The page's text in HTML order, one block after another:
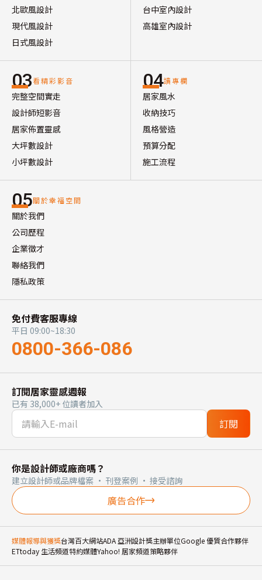
北歐風設計
現代風設計
日式風設計
台中室內設計
高雄室內設計
03看精彩影音
完整空間實走
設計師短影音
居家佈置靈感
大坪數設計
小坪數設計
04讀專欄
居家風水
收納技巧
風格營造
預算分配
施工流程
05關於幸福空間
關於我們
公司歷程
企業徵才
聯絡我們
隱私政策
免付費客服專線
平日 09:00~18:30
0800-366-086
訂閱居家靈感週報
已有 38,000+ 位讀者加入
訂閱
你是設計師或廠商嗎？
建立設計師或品牌檔案 · 刊登案例 · 接受諮詢
廣告合作
媒體報導與獲獎台灣百大網站ADA 亞洲設計獎主辦單位Google 優質合作夥伴
ETtoday 生活頻道特約媒體Yahoo! 居家頻道策略夥伴